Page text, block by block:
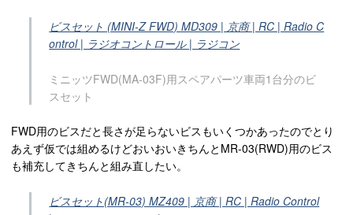
ビスセット (MINI-Z FWD) MD309 | 京商 | RC | Radio C
ontrol | ラジオコントロール | ラジコン
ミニッツFWD(MA-03F)用スペアパーツ車両1台分のビ
スセット
FWD用のビスだと長さが足らないビスもいくつかあったのでとり
あえず仮では組めるけどおいおいきちんとMR-03(RWD)用のビス
も補充してきちんと組み直したい。
ビスセット(MR-03) MZ409 | 京商 | RC | Radio Control